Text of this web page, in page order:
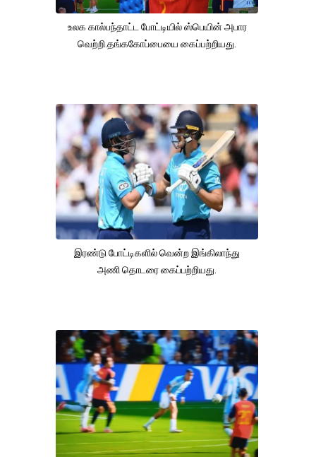
உலக கால்பந்தாட்ட போட்டியில் ஸ்பெயின் அபார
வெற்றி.தங்ககோப்பையை கைப்பற்றியது.
இரண்டு போட்டிகளில் வென்ற இங்கிலாந்து
அணி தொடரை கைப்பற்றியது.